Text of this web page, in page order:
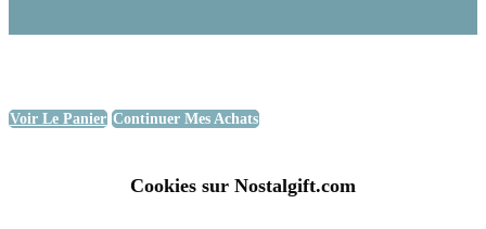
Voir Le Panier Continuer Mes Achats
Cookies sur Nostalgift.com